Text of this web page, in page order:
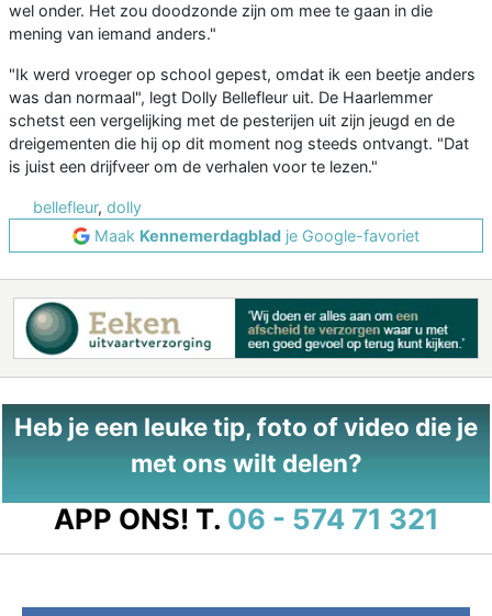
wel onder. Het zou doodzonde zijn om mee te gaan in die
mening van iemand anders."
"Ik werd vroeger op school gepest, omdat ik een beetje anders
was dan normaal", legt Dolly Bellefleur uit. De Haarlemmer
schetst een vergelijking met de pesterijen uit zijn jeugd en de
dreigementen die hij op dit moment nog steeds ontvangt. "Dat
is juist een drijfveer om de verhalen voor te lezen."
bellefleur, dolly
Maak Kennemerdagblad je Google-favoriet
Heb je een leuke tip, foto of video die je
met ons wilt delen?
APP ONS! T. 06 - 574 71 321